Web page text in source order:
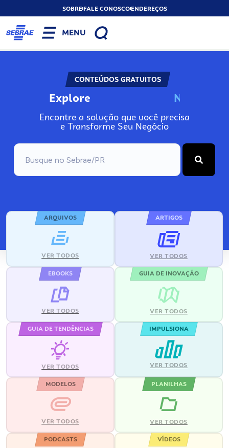
SOBREFALE CONOSCOENDEREÇOS
MENU
CONTEÚDOS GRATUITOS
Explore N
Encontre a solução que você precisa
e Transforme Seu Negócio
ARQUIVOS
VER TODOS
ARTIGOS
VER TODOS
EBOOKS
VER TODOS
GUIA DE INOVAÇÃO
VER TODOS
GUIA DE TENDÊNCIAS
VER TODOS
IMPULSIONA
VER TODOS
MODELOS
VER TODOS
PLANILHAS
VER TODOS
PODCASTS VÍDEOS